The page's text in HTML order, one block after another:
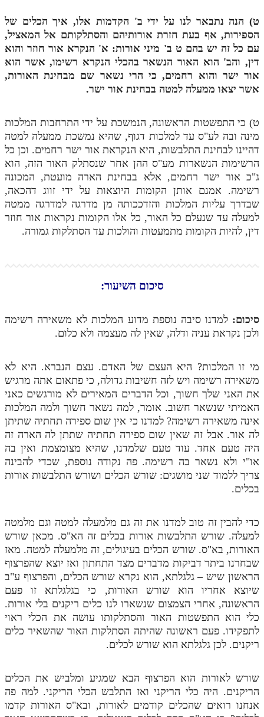
ט) הנה נתבאר לנו על ידי ב' הקדמות אלו, איך הכלים של
הספירות, אף בעת חזרת אורותיהם והסתלקותם אל המאציל,
עם כל זה יש בהם ט ב' מיני אורות: א' הנקרא אור חוזר והוא
דין, והב' הוא האור הנשאר בהכלי הנקרא רשימו, אשר הוא
אור ישר והוא רחמים, כי הרי נשאר שם מבחינת האורות,
אשר יצאו ממעלה למטה בבחינת אור ישר.
ט) כי התפשטות הראשונה, הנמשכת על ידי התרחבות המלכות
מינה ובה לע"ס עד למלכות דגוף, שהיא נמשכת ממעלה למטה
דהיינו לבחינת התלבשות, היא הנקראת אור ישר רחמים. וכן כל
הרשימות הנשארות מע"ס ההן אחר שנסתלק האור הזה, הוא
ג"כ אור ישר רחמים, אלא בבחינת הארה מועטת, המכונה
רשימה. אמנם אותן הקומות היוצאות על ידי זווג דהכאה,
שבדרך עליות המלכות והזדככותה מן מדרגה למדרגה ממטה
למעלה עד שנעלם כל האור, כל אלו הקומות נקראות אור חוזר
דין, להיות הקומות מתמעטות והולכות עד הסתלקות גמורה.
סיכום השיעור:
סיכום:למדנו סיבה נוספת מדוע המלכות לא משאירה רשימה
ולכן נקראת עניה ודלה, שאין לה מעצמה ולא כלום.
מי זו המלכות? היא העצם של האדם. עצם הנברא. היא לא
משאירה רשימה ויש לזה חשיבות גדולה, כי פתאום אתה מרגיש
את האני שלך חשוך, וכל הדברים המאירים לא מורגשים כאני
האמיתי שנשאר חשוב. אומר, למה נשאר חשוך ולמה המלכות
אינה משאירה רשימה? למדנו כי אין שום ספירה תחתיה שתיתן
לה אור. אבל זה שאין שום ספירה תחתיה שתתן לה הארה זה
היה טעם אחד. עוד טעם שלמדנו, שהיא מצומצמת ואין בה
או"י ולא נשאר בה רשימה. פה נקודה נוספת, שכדי להבינה
צריך ללמוד שני מושגים: שורש הכלים ושורש התלבשות אורות
בכלים.
כדי להבין זה טוב למדנו את זה גם מלמעלה למטה וגם מלמטה
למעלה. שורש התלבשות אורות בכלים זה הא"ס. מכאן שורש
האורות, בא"ס. שורש הכלים בעיגולים, זה מלמעלה למטה. מאז
שבחרנו ביתר דביקות מדברים מצד התחתון ואז יוצא שהפרצוף
הראשון שיש – גלגלתא, הוא נקרא שורש הכלים, והפרצוף ע"ב
שיוצא אחריו הוא שורש האורות, כי בגלגלתא זו פעם
הראשונה, אחרי הצמצום שנשארו לנו כלים ריקנים בלי אורות.
כלי הוא התפשטות האור והסתלקותו עושה את הכלי ראוי
לתפקידו. פעם ראשונה שהיתה הסתלקות האור שהשאיר כלים
ריקנים. לכן גלגלתא הוא שורש לכלים.
שורש לאורות הוא הפרצוף הבא שמגיע ומלביש את הכלים
הריקנים. היה כלי הריקני ואז התלבש הכלי הריקני. למה פה
אנחנו רואים שהכלים קודמים לאורות, ובא"ס האורות קדמו